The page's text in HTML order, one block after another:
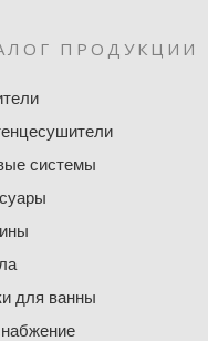
ПРОДУКЦИИ
системы
для ванны